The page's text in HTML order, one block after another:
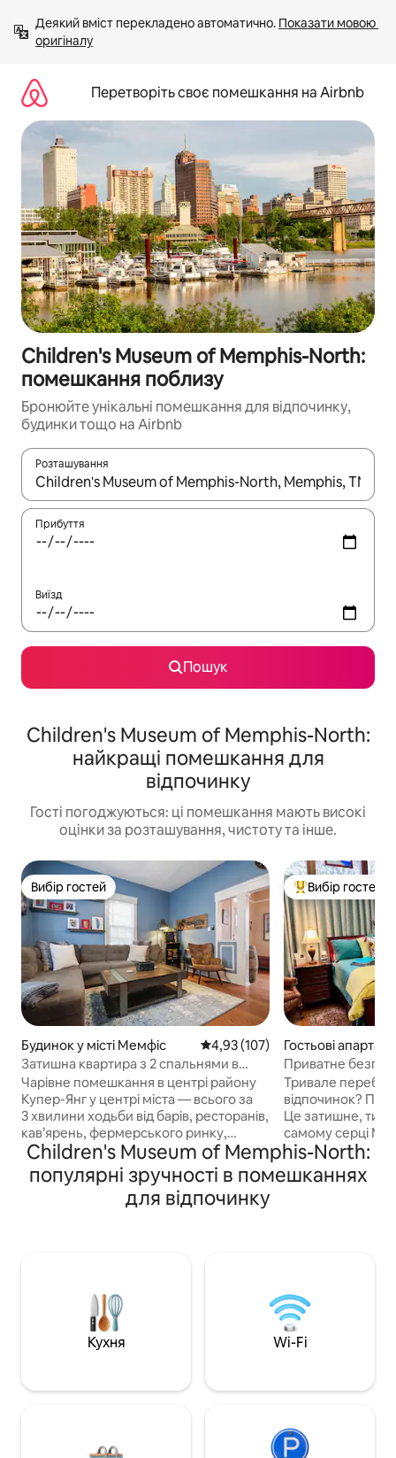
вмісту
Деякий вміст перекладено автоматично. Показати мовою
оригіналу
Перетворіть своє помешкання на Airbnb
Children's Museum of Memphis-North:
помешкання поблизу
Бронюйте унікальні помешкання для відпочинку,
будинки тощо на Airbnb
Розташування
Отримавши результати пошуку, використовуйте для
Прибуття
Виїзд
Пошук
Children's Museum of Memphis-North:
найкращі помешкання для
відпочинку
Гості погоджуються: ці помешкання мають високі
оцінки за розташування, чистоту та інше.
Вибір гостей
Вибір гостей
Будинок у місті Мемфіс Середня оцінка: 4,93 з 5,
4,93 (107)
Затишна квартира з 2 спальнями в
центрі міста · Неподалік знаходяться
бари, заклади харчування та кав'ярні
Чарівне помешкання в центрі району
Купер-Янг у центрі міста — всього за
3 хвилини ходьби від барів, ресторанів,
кав’ярень, фермерського ринку,
пунктів прокату велосипедів і стадіону
«Ліберті-Боул»! Лише 15 хвилин їзди до
аеропорту та 11 хвилин до
ФедЕксФоруму. Насолоджуйтеся
безкоштовною кавою та предметами
першої необхідності. ВАЖЛИВО!
Вечірки та зібрання заборонені
(незареєстрованих гостей буде
дозволені. Штраф за куріння
Топ вибір гостей
Вибір гостей
Гостьові
ті Мемфіс
Приватне
найкращому
Тривале
відпочинок?
Це затишне, тихе
самому серці
вам потрібно!
хвилин пішки до
Овертон-Сквер і
Медичні
поруч!
Розважайтеся!
час!
БУДЬ ЛАСКА!)
Children's Museum of Memphis-North:
популярні зручності в помешканнях
для відпочинку
Кухня Wi-Fi